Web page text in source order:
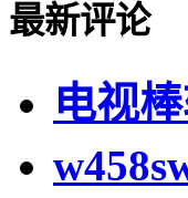
最新评论
电视